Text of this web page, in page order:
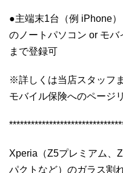
●主端末1台（例 iPhone
のノートパソコン or モ
まで登録可
※詳しくは当店スタッフ
モバイル保険へのページ
Xperia（Z5プレミアム、
パクトなど）のガラス割